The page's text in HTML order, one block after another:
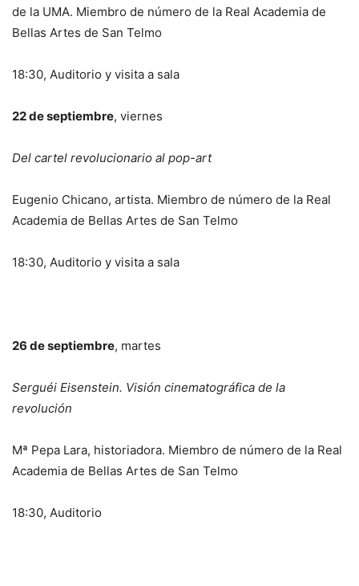
de la UMA. Miembro de número de la Real Academia de
Bellas Artes de San Telmo
18:30, Auditorio y visita a sala
22 de septiembre, viernes
Del cartel revolucionario al pop-art
Eugenio Chicano, artista. Miembro de número de la Real
Academia de Bellas Artes de San Telmo
18:30, Auditorio y visita a sala
26 de septiembre, martes
Serguéi Eisenstein. Visión cinematográfica de la
revolución
Mª Pepa Lara, historiadora. Miembro de número de la Real
Academia de Bellas Artes de San Telmo
18:30, Auditorio